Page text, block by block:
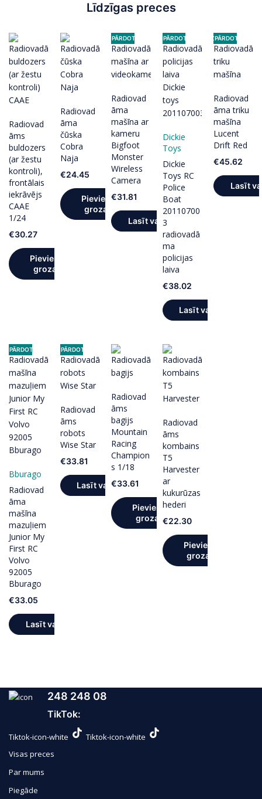
Līdzīgas preces
Radiovad
āms
buldozers
(ar žestu
kontroli),
frontālais
iekrāvējs
CAAE
1/24
€30.27
Pievienot
grozam
Radiovad
āma
čūska
Cobra
Naja
€24.45
Pievienot
grozam
IZPĀRDOTS
Radiovad
āma
mašīna ar
kameru
Bigfoot
Monster
Wireless
Camera
€31.81
Lasīt vairāk
IZPĀRDOTS
Dickie
Toys
Dickie
Toys RC
Police
Boat
20110700
3
radiovadā
ma
policijas
laiva
€38.02
Lasīt vairāk
IZPĀRDOTS
Radiovad
āma triku
mašīna
Lucent
Drift Red
€45.62
Lasīt
IZPĀRDOTS
Bburago
Radiovad
āma
mašīna
mazuļiem
Junior My
First RC
Volvo
92005
Bburago
€33.05
Lasīt vairāk
IZPĀRDOTS
Radiovad
āms
robots
Wise Star
€33.81
Lasīt vairāk
Radiovad
āms
bagijs
Mountain
Racing
Champion
s 1/18
€33.61
Pievienot
grozam
Radiovad
āms
kombains
T5
Harvester
ar
kukurūzas
hederi
€22.30
Pievienot
grozam
248 248 08
TikTok:
Tiktok-icon-white
Tiktok-icon-white
Visas preces
Par mums
Piegāde